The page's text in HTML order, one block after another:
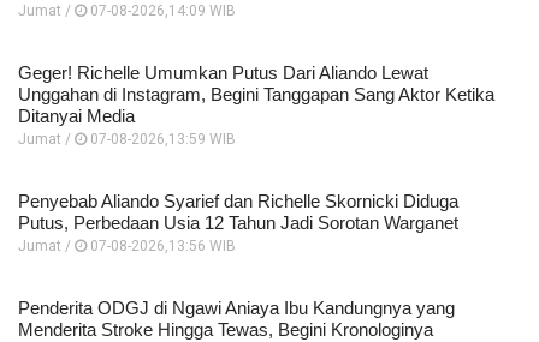
Jumat / 07-08-2026,14:09 WIB
Geger! Richelle Umumkan Putus Dari Aliando Lewat
Unggahan di Instagram, Begini Tanggapan Sang Aktor Ketika
Ditanyai Media
Jumat / 07-08-2026,13:59 WIB
Penyebab Aliando Syarief dan Richelle Skornicki Diduga
Putus, Perbedaan Usia 12 Tahun Jadi Sorotan Warganet
Jumat / 07-08-2026,13:56 WIB
Penderita ODGJ di Ngawi Aniaya Ibu Kandungnya yang
Menderita Stroke Hingga Tewas, Begini Kronologinya